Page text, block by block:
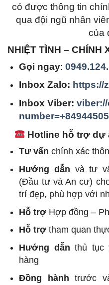
có được thông tin
qua đội ngũ nhân
của
NHIỆT TÌNH – CHÍNH
Gọi ngay:
Inbox Zalo: https://
Inbox Viber:
Hotline hỗ trợ dự
Tư vấn chính xác
Hướng dẫn và tư
(Đầu tư và An cư)
trí đẹp, phù hợp với
Hỗ trợ Hợp đồng –
Hỗ trợtham quan
Hướng dẫn thủ tục
hàng
Đồng hành trước